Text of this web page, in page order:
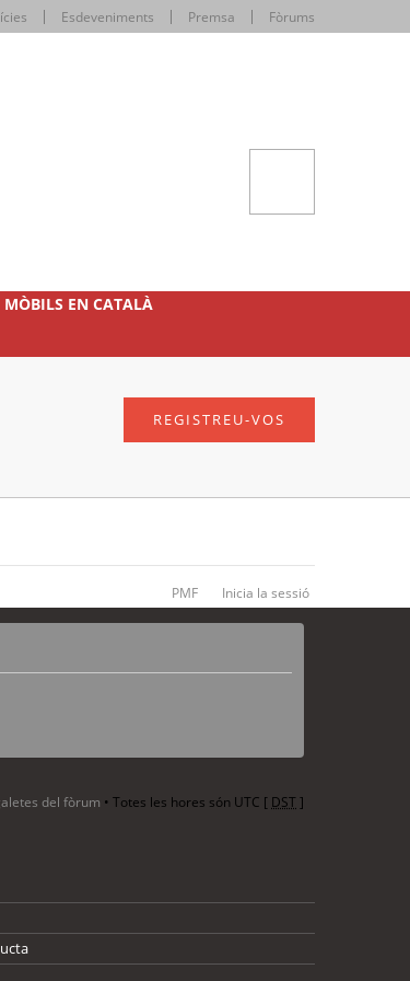
Esdeveniments Premsa Fòrums
EN CATALÀ
REGISTREU-VOS
PMF Inicia la sessió
del fòrum • Totes les hores són UTC [ DST]